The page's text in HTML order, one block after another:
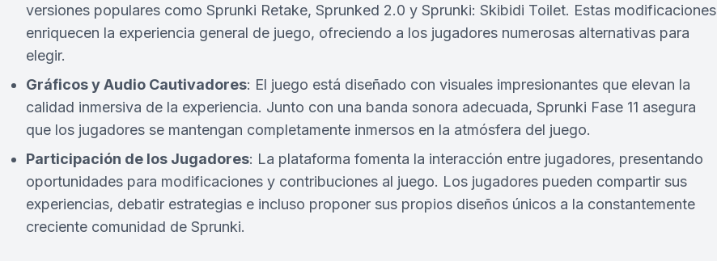
versiones populares como Sprunki Retake, Sprunked 2.0 y Sprunki: Skibidi Toilet. Estas modificaciones
enriquecen la experiencia general de juego, ofreciendo a los jugadores numerosas alternativas para
elegir.
Gráficos y Audio Cautivadores: El juego está diseñado con visuales impresionantes que elevan la
calidad inmersiva de la experiencia. Junto con una banda sonora adecuada, Sprunki Fase 11 asegura
que los jugadores se mantengan completamente inmersos en la atmósfera del juego.
Participación de los Jugadores: La plataforma fomenta la interacción entre jugadores, presentando
oportunidades para modificaciones y contribuciones al juego. Los jugadores pueden compartir sus
experiencias, debatir estrategias e incluso proponer sus propios diseños únicos a la constantemente
creciente comunidad de Sprunki.